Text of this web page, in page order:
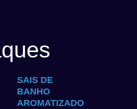
SAIS DE
BANHO
AROMATIZADO